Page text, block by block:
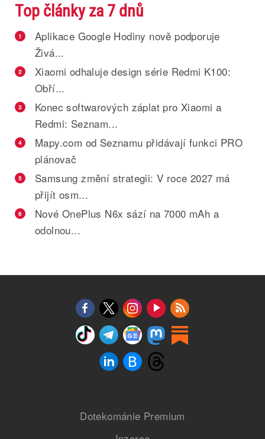
Top články za 7 dnů
1
Aplikace Google Hodiny nově podporuje
Živá...
2
Xiaomi odhaluje design série Redmi K100:
Obří...
3
Konec softwarových záplat pro Xiaomi a
Redmi: Seznam...
4
Mapy.com od Seznamu přidávají funkci PRO
plánovač
5
Samsung změní strategii: V roce 2027 má
přijít osm...
6
Nové OnePlus N6x sází na 7000 mAh a
odolnou...
Dotekománie Premium